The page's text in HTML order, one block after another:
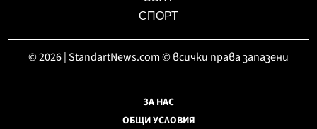
СПОРТ
© 2026 | StandartNews.com © всички права запазени
ЗА НАС
ОБЩИ УСЛОВИЯ